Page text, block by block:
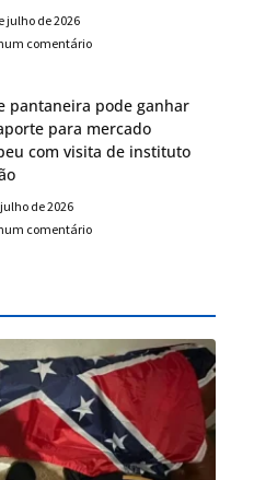
julho de 2026
comentário
pantaneira pode ganhar
para mercado
com visita de instituto
de 2026
comentário